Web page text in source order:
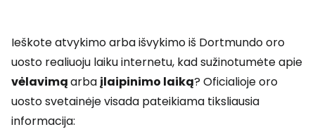
Ieškote atvykimo arba išvykimo iš Dortmundo oro
uosto realiuoju laiku internetu, kad sužinotumėte apie
vėlavimąarbaįlaipinimo laiką? Oficialioje oro
uosto svetainėje visada pateikiama tiksliausia
informacija: